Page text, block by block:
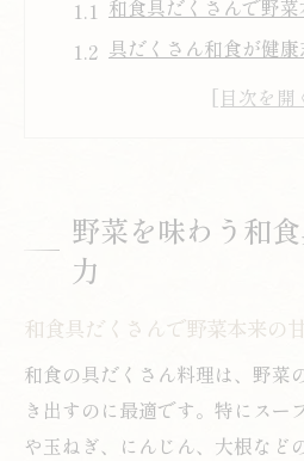
和食具だくさんで野
具だくさん和食が健
野菜たっぷり和食の
和食の伝統が生きる
具沢山スープで叶えるヘル
和食の具沢山スープで
野菜たっぷり和食ス
具だくさん和食スー
ジ術
野菜を味わう和
力
和食具だくさんで野菜本来の
和食の具だくさん料理は、野菜
き出すのに最適です。特にスー
や玉ねぎ、にんじん、大根など